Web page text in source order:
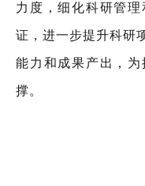
力度，细化科研管
证，进一步提升科研
能力和成果产出，
撑。